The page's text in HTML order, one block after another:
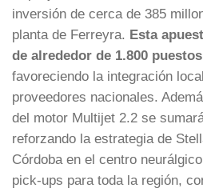
inversión de cerca de 385
planta de Ferreyra. Esta
de alrededor de 1.800
favoreciendo la integración
proveedores nacionales.
del motor Multijet 2.2 se
reforzando la estrategia de
Córdoba en el centro
pick-ups para toda la región,